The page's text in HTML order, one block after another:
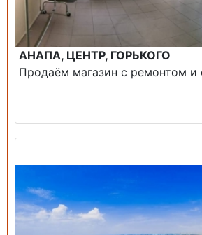
АНАПА, ЦЕНТР, ГОРЬКОГО
Продаём магазин с ремонтом и